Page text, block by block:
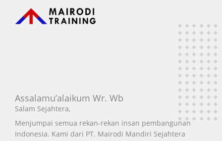
Assalamu’alaikum Wr. Wb
Salam Sejahtera,
Menjumpai semua rekan-rekan insan pembangunan
Indonesia. Kami dari PT. Mairodi Mandiri Sejahtera